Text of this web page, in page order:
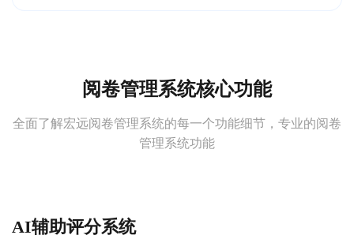
阅卷管理系统核心功能
全面了解宏远阅卷管理系统的每一个功能细节，专业的阅卷
管理系统功能
AI辅助评分系统